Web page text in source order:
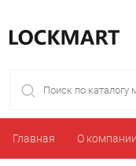
Главная О компании